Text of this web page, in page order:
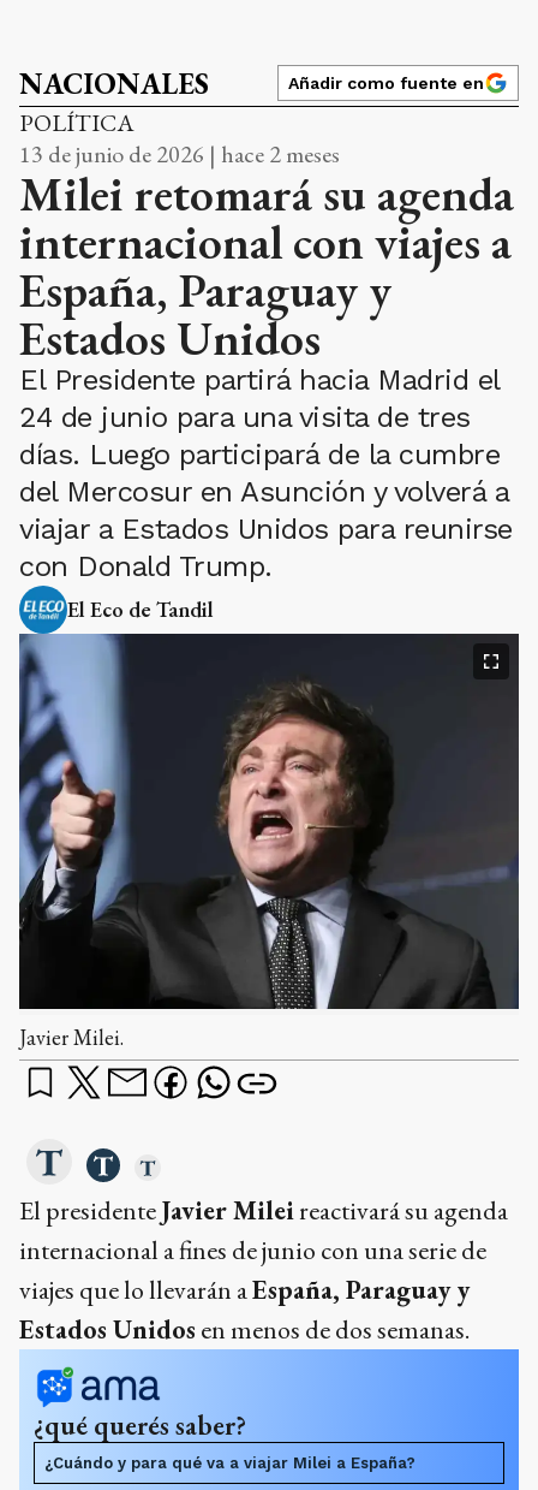
NACIONALES Añadir como fuente en
POLÍTICA
13 de junio de 2026 | hace 2 meses
Milei retomará su agenda
internacional con viajes a
España, Paraguay y
Estados Unidos
El Presidente partirá hacia Madrid el
24 de junio para una visita de tres
días. Luego participará de la cumbre
del Mercosur en Asunción y volverá a
viajar a Estados Unidos para reunirse
con Donald Trump.
El Eco de Tandil
Javier Milei.
El presidenteJavier Mileireactivará su agenda
internacional a fines de junio con una serie de
viajes que lo llevarán aEspaña, Paraguay y
Estados Unidos en menos de dos semanas.
¿qué querés saber?
¿Cuándo y para qué va a viajar Milei a España?